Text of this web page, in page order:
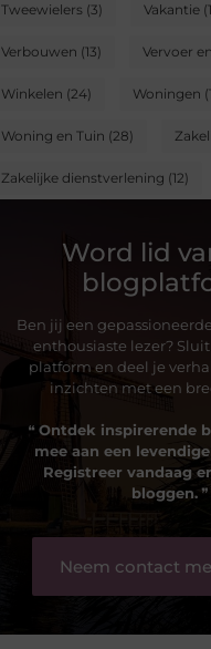
Tweewielers (3) Vakantie
Verbouwen (13) Vervoer
Winkelen (24) Woningen
Woning en Tuin (28)
Zakelijke dienstverlening (12)
Word lid
Ben jij een
enthousiaste lezer?
platform en deel je
inzichten met een
❝ Ontdek inspirerende
mee aan een
Registreer vandaag
bloggen.❞
Neem contact